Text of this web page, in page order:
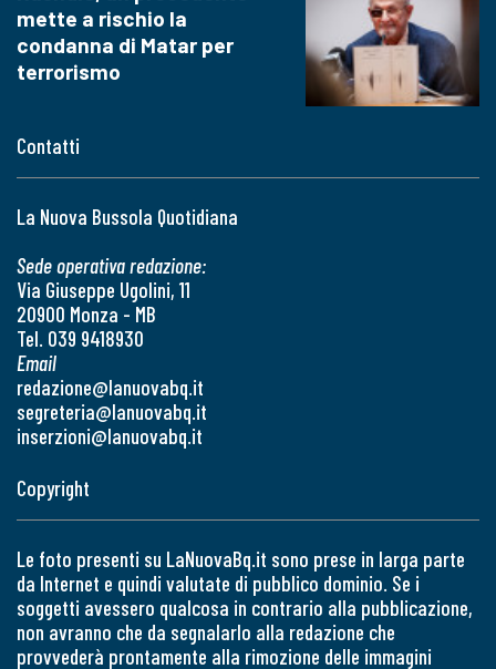
Contatti
La Nuova Bussola Quotidiana
Sede operativa redazione:
Via Giuseppe Ugolini, 11
20900 Monza - MB
Tel. 039 9418930
Email
redazione@lanuovabq.it
segreteria@lanuovabq.it
inserzioni@lanuovabq.it
mette a rischio la
condanna di Matar per
terrorismo
Copyright
Le foto presenti su LaNuovaBq.it sono prese in larga parte
da Internet e quindi valutate di pubblico dominio. Se i
soggetti avessero qualcosa in contrario alla pubblicazione,
non avranno che da segnalarlo alla redazione che
provvederà prontamente alla rimozione delle immagini